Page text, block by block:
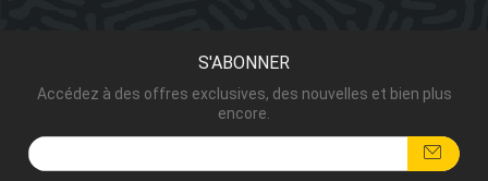
S'ABONNER
Accédez à des offres exclusives, des nouvelles et bien plus
encore.